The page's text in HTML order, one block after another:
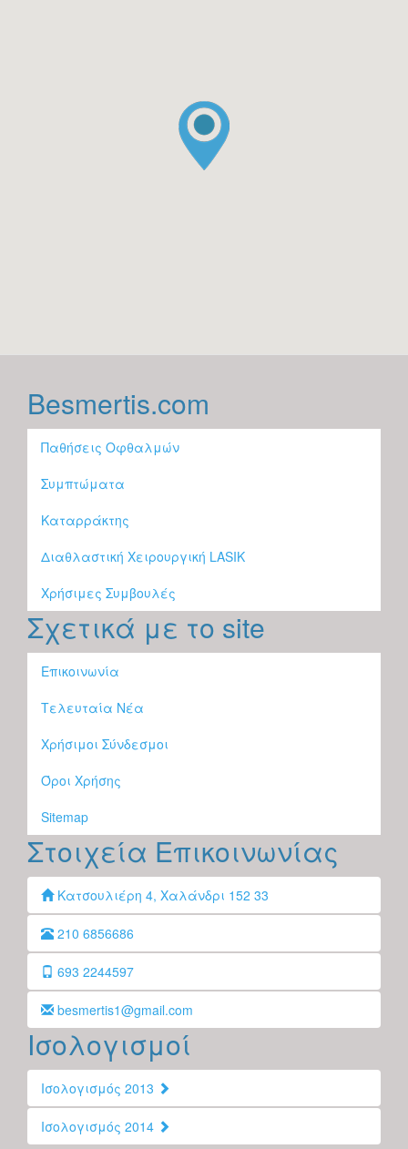
Besmertis.com
Παθήσεις Οφθαλμών
Συμπτώματα
Καταρράκτης
Διαθλαστική Χειρουργική LASIK
Χρήσιμες Συμβουλές
Σχετικά με το site
Επικοινωνία
Τελευταία Νέα
Χρήσιμοι Σύνδεσμοι
Όροι Χρήσης
Sitemap
Στοιχεία Επικοινωνίας
Κατσουλιέρη 4, Χαλάνδρι 152 33
210 6856686
693 2244597
besmertis1@gmail.com
Ισολογισμοί
Ισολογισμός 2013
Ισολογισμός 2014